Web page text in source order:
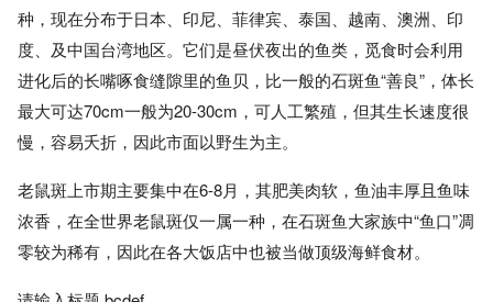
种，现在分布于日本、印尼、菲律宾、泰国、越南、澳洲、印
度、及中国台湾地区。它们是昼伏夜出的鱼类，觅食时会利用
进化后的长嘴啄食缝隙里的鱼贝，比一般的石斑鱼“善良”，体长
最大可达70cm一般为20-30cm，可人工繁殖，但其生长速度很
慢，容易夭折，因此市面以野生为主。
老鼠斑上市期主要集中在6-8月，其肥美肉软，鱼油丰厚且鱼味
浓香，在全世界老鼠斑仅一属一种，在石斑鱼大家族中“鱼口”凋
零较为稀有，因此在各大饭店中也被当做顶级海鲜食材。